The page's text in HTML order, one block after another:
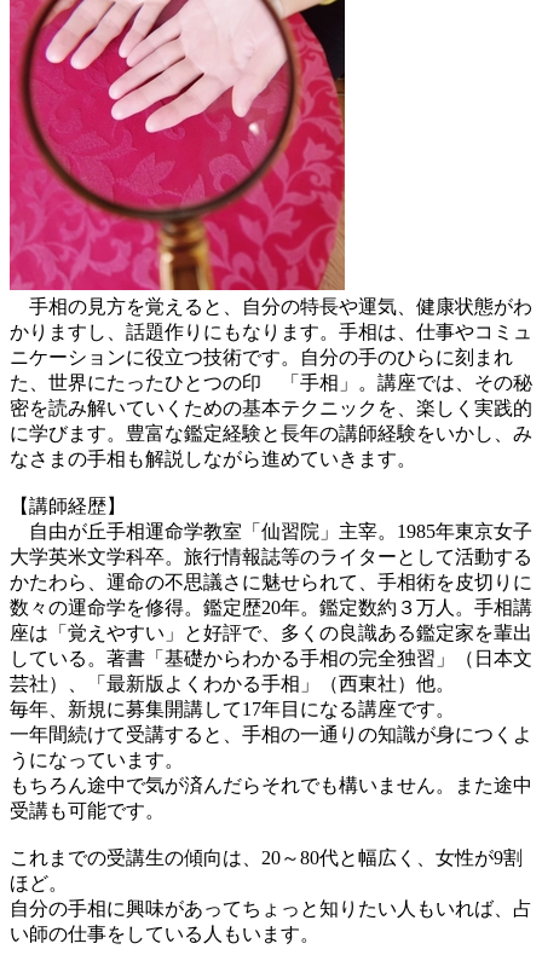
手相の見方を覚えると、自分の特長や運気、健康状態がわ
かりますし、話題作りにもなります。手相は、仕事やコミュ
ニケーションに役立つ技術です。自分の手のひらに刻まれ
た、世界にたったひとつの印 「手相」。講座では、その秘
密を読み解いていくための基本テクニックを、楽しく実践的
に学びます。豊富な鑑定経験と長年の講師経験をいかし、み
なさまの手相も解説しながら進めていきます。
【講師経歴】
自由が丘手相運命学教室「仙習院」主宰。1985年東京女子
大学英米文学科卒。旅行情報誌等のライターとして活動する
かたわら、運命の不思議さに魅せられて、手相術を皮切りに
数々の運命学を修得。鑑定歴20年。鑑定数約３万人。手相講
座は「覚えやすい」と好評で、多くの良識ある鑑定家を輩出
している。著書「基礎からわかる手相の完全独習」（日本文
芸社）、「最新版よくわかる手相」（西東社）他。
毎年、新規に募集開講して17年目になる講座です。
一年間続けて受講すると、手相の一通りの知識が身につくよ
うになっています。
もちろん途中で気が済んだらそれでも構いません。また途中
受講も可能です。
これまでの受講生の傾向は、20～80代と幅広く、女性が9割
ほど。
自分の手相に興味があってちょっと知りたい人もいれば、占
い師の仕事をしている人もいます。